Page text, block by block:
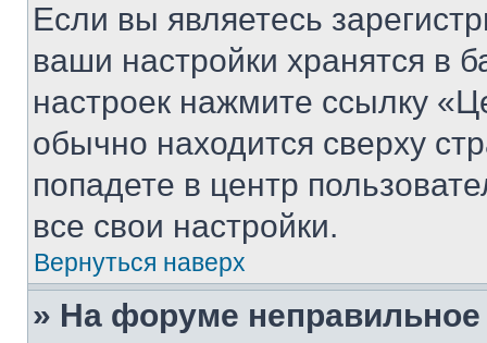
Если вы являетесь
ваши настройки хранятся в
настроек нажмите ссылку
обычно находится сверху
попадете в центр
все свои настройки.
Вернуться наверх
» На форуме